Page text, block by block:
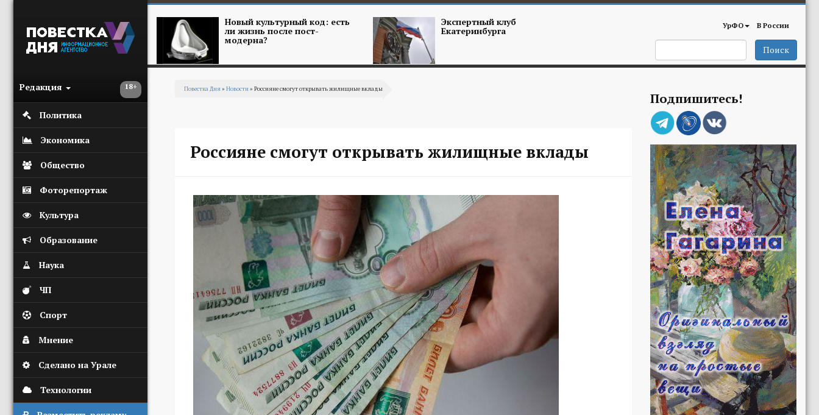
18+
Редакция
Политика
Экономика
Общество
Фоторепортаж
Культура
Образование
Наука
ЧП
Спорт
Мнение
Сделано на Урале
Технологии
Новый культурный код: есть
ли жизнь после пост-
модерна?
Экспертный клуб
Екатеринбурга УрФО В России
Поиск
Повестка Дня» Новости» Россияне смогут открывать жилищные вклады
Россияне смогут открывать жилищные вклады
Подпишитесь!